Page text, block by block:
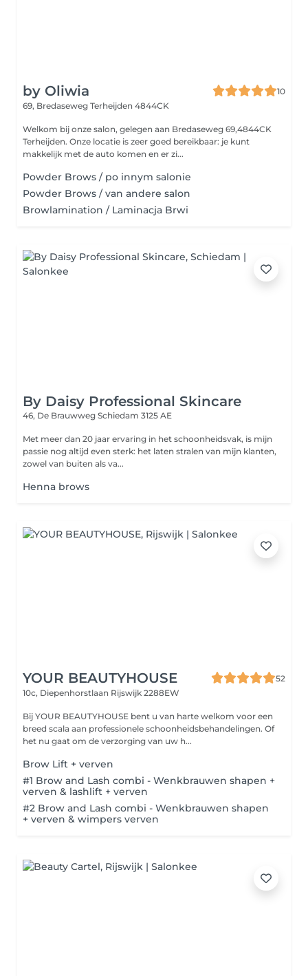
by Oliwia
10
69, Bredaseweg Terheijden 4844CK
Welkom bij onze salon, gelegen aan Bredaseweg 69,4844CK
Terheijden. Onze locatie is zeer goed bereikbaar: je kunt
makkelijk met de auto komen en er zi...
Powder Brows / po innym salonie
Powder Brows / van andere salon
Browlamination / Laminacja Brwi
By Daisy Professional Skincare
46, De Brauwweg Schiedam 3125 AE
Met meer dan 20 jaar ervaring in het schoonheidsvak, is mijn
passie nog altijd even sterk: het laten stralen van mijn klanten,
zowel van buiten als va...
Henna brows
YOUR BEAUTYHOUSE
52
10c, Diepenhorstlaan Rijswijk 2288EW
Bij YOUR BEAUTYHOUSE bent u van harte welkom voor een
breed scala aan professionele schoonheidsbehandelingen. Of
het nu gaat om de verzorging van uw h...
Brow Lift + verven
#1 Brow and Lash combi - Wenkbrauwen shapen +
verven & lashlift + verven
#2 Brow and Lash combi - Wenkbrauwen shapen
+ verven & wimpers verven